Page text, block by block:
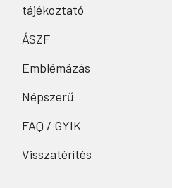
tájékoztató
ÁSZF
Emblémázás
Népszerű
FAQ / GYIK
Visszatérítés